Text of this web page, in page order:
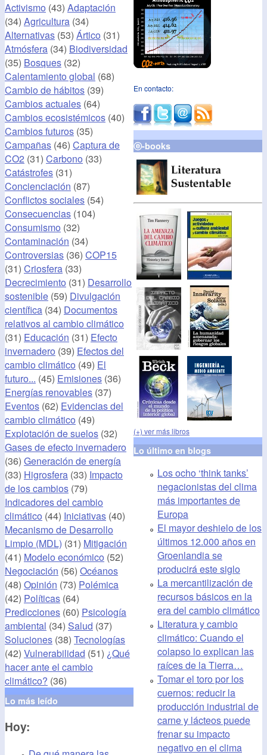
Activismo (43) Adaptación
(34) Agricultura (34)
Alternativas (53) Ártico (31)
Atmósfera (34) Biodiversidad
(35) Bosques (32)
Calentamiento global (68)
Cambio de hábitos (39)
Cambios actuales (64)
Cambios ecosistémicos (40)
Cambios futuros (35)
Campañas (46) Captura de
CO2 (31) Carbono (33)
Catástrofes (31)
Concienciación (87)
Conflictos sociales (54)
Consecuencias (104)
Consumismo (32)
Contaminación (34)
Controversias (36) COP15
(31) Criosfera (33)
Decrecimiento (31) Desarrollo
sostenible (59) Divulgación
científica (34) Documentos
relativos al cambio climático
(31) Educación (31) Efecto
invernadero (39) Efectos del
cambio climático (49) El
futuro... (45) Emisiones (36)
Energías renovables (37)
Eventos (62) Evidencias del
cambio climático (49)
Explotación de suelos (32)
Gases de efecto invernadero
(36) Generación de energía
(33) Higrosfera (33) Impacto
de los cambios (79)
Indicadores del cambio
climático (44) Iniciativas (40)
Mecanismo de Desarrollo
Limpio (MDL) (31) Mitigación
(41) Modelo económico (52)
Negociación (56) Océanos
(48) Opinión (73) Polémica
(42) Políticas (64)
Predicciones (60) Psicología
ambiental (34) Salud (37)
Soluciones (38) Tecnologías
(42) Vulnerabilidad (51) ¿Qué
hacer ante el cambio
climático? (36)
Lo más leído
Hoy:
En contacto:
ⓔ-books
(+) ver más libros
Lo último en blogs
Los ocho ‘think tanks’
negacionistas del clima
más importantes de
Europa
El mayor deshielo de los
últimos 12.000 años en
Groenlandia se
producirá este siglo
La mercantilización de
recursos básicos en la
era del cambio climático
Literatura y cambio
climático: Cuando el
colapso lo explican las
raíces de la Tierra…
Tomar el toro por los
cuernos: reducir la
producción industrial de
carne y lácteos puede
frenar su impacto
negativo en el clima